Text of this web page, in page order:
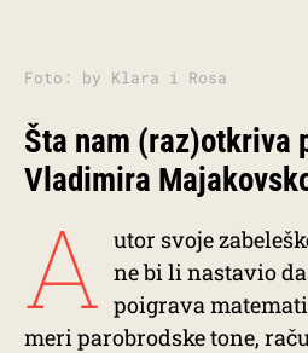
Foto: by Klara i Rosa
Šta nam (raz)otkriva
Vladimira
A utor svoje
ne bi li nastavio
poigrava
meri parobrodske tone,